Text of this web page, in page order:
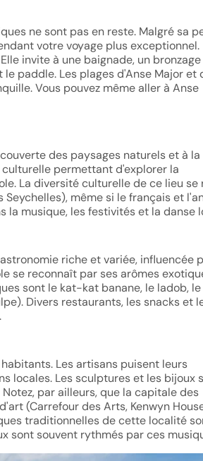
ne sont pas en reste. Malgré sa
votre voyage plus exceptionnel.
invite à une baignade, un
paddle. Les plages d'Anse Major et
Vous pouvez même aller à Anse
des paysages naturels et à la
permettant d'explorer la
La diversité culturelle de ce lieu se
même si le français et
la musique, les festivités et la danse
riche et variée, influencée
se reconnaît par ses arômes
sont le kat-kat banane, le ladob,
Divers restaurants, les snacks et
Les artisans puisent leurs
locales. Les sculptures et les bijoux
par ailleurs, que la capitale des
(Carrefour des Arts, Kenwyn
traditionnelles de cette localité
sont souvent rythmés par ces